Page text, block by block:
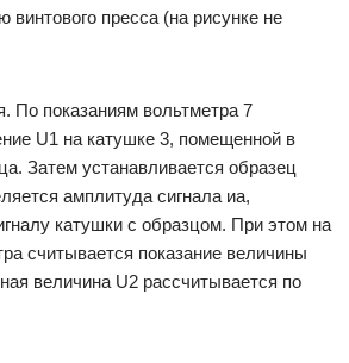
винтового пресса (на рисунке не
По показаниям вольтметра 7
U1 на катушке 3, помещенной в
Затем устанавливается образец
амплитуда сигнала иа,
катушки с образцом. При этом на
считывается показание величины
величина U2 рассчитывается по